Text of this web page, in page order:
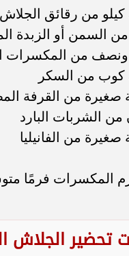
من رقائق الجلاش
السمن أو الزبدة
من المكسرات
من السكر
صغيرة من القرفة
من الشربات البارد
صغيرة من الفانيليا
المكسرات فرمًا
تحضير الجلاش